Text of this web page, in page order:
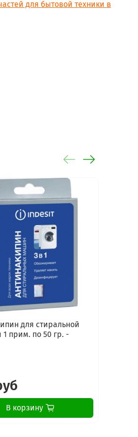
для бытовой техники в
для стиральной
прим. по 50 гр. -
В корзину